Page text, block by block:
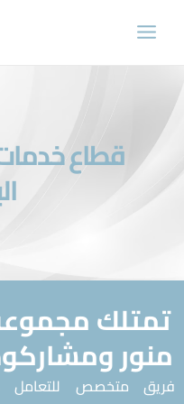
قطاع خدمات
مجموعة
ومشاركوه
متخصص للتعامل مع